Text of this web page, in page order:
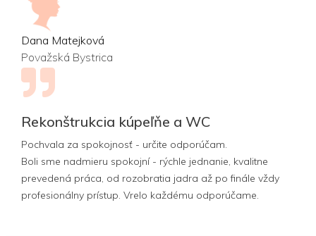
Dana Matejková
Považská Bystrica
Rekonštrukcia kúpeľňe a WC
Pochvala za spokojnosť - určite odporúčam.
Boli sme nadmieru spokojní - rýchle jednanie, kvalitne
prevedená práca, od rozobratia jadra až po finále vždy
profesionálny prístup. Vrelo každému odporúčame.